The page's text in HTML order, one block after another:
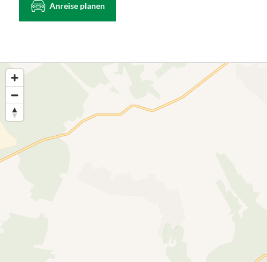
Anreise planen